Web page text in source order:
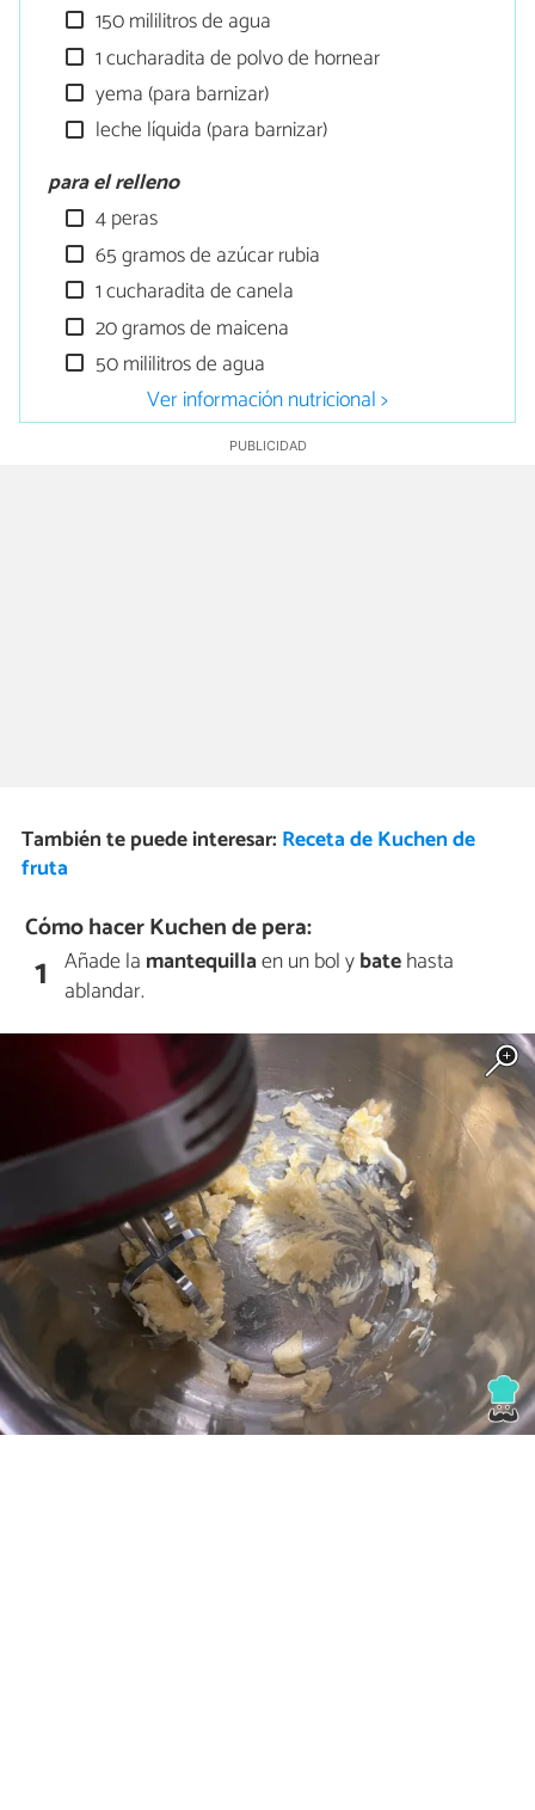
150 mililitros de agua
1 cucharadita de polvo de hornear
yema (para barnizar)
leche líquida (para barnizar)
para el relleno
4 peras
65 gramos de azúcar rubia
1 cucharadita de canela
20 gramos de maicena
50 mililitros de agua
Ver información nutricional >
También te puede interesar: Receta de Kuchen de
fruta
Cómo hacer Kuchen de pera:
1 Añade la mantequillaen un bol ybatehasta
ablandar.